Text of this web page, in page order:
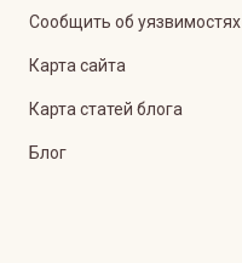
Сообщить об уязвимостях
Карта сайта
Карта статей блога
Блог